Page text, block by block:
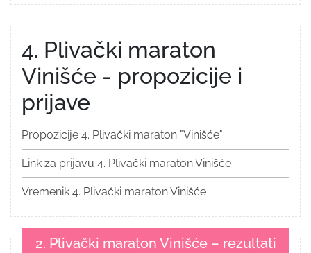
4. Plivački maraton
Vinišće - propozicije i
prijave
Propozicije 4. Plivački maraton "Vinišće"
Link za prijavu 4. Plivački maraton Vinišće
Vremenik 4. Plivački maraton Vinišće
2. Plivački maraton Vinišće – rezultati